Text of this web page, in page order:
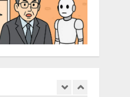
06/14:54:32
報告】次世代AIプラ